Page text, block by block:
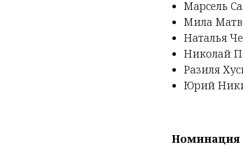
Марсель
Мила
Наталья
Николай
Разиля
Юрий
Номинация